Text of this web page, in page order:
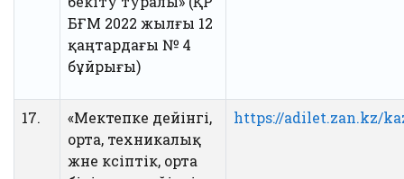
БҒМ 2022 жылғы 12
қаңтардағы № 4
бұйрығы)
17.
«Мектепке дейінгі,
орта, техникалық
және кәсіптік, орта
https://adilet.zan.kz/